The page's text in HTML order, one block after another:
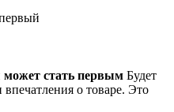
стать первым Будет
о товаре. Это